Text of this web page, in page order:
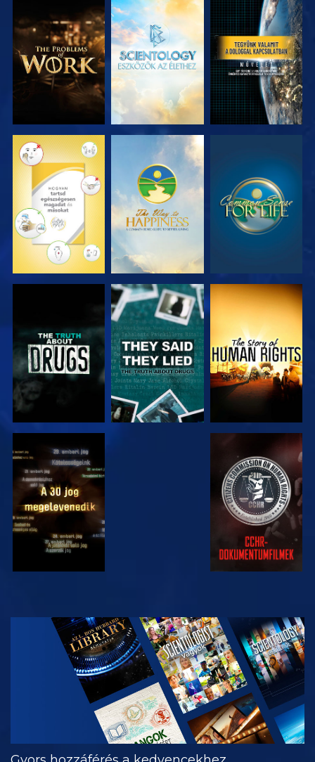
A SOROZAT
RÉSZEI
A SOROZAT
RÉSZEI
MŰSORNÉZÉS
MŰSORNÉZÉS MŰSORNÉZÉS MŰSORNÉZÉS
MŰSORNÉZÉS MŰSORNÉZÉS
MŰSORNÉZÉS MŰSORNÉZÉS
MŰSORNÉZÉS
A SOROZAT
RÉSZEI